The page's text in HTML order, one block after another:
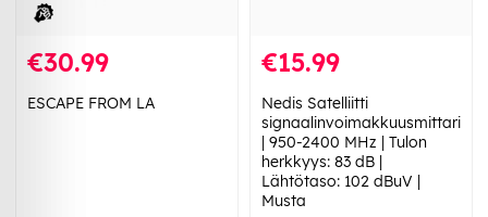
€30.99
ESCAPE FROM LA
€15.99
Nedis Satelliitti
signaalinvoimakkuusmittari
| 950-2400 MHz | Tulon
herkkyys: 83 dB |
Lähtötaso: 102 dBuV |
Musta